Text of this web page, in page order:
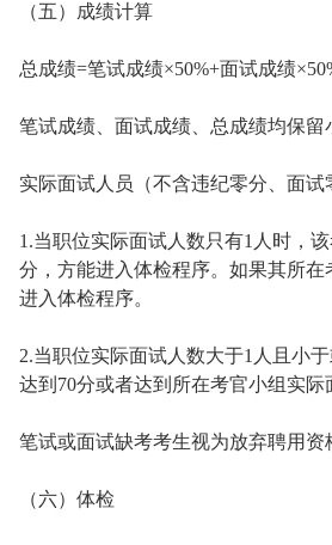
（五）成绩计算
总成绩=笔试成绩×50%+面试成绩
笔试成绩、面试成绩、总成绩均保
实际面试人员（不含违纪零分、面
1.当职位实际面试人数只有1人时，
分，方能进入体检程序。如果其所
进入体检程序。
2.当职位实际面试人数大于1人且小
达到70分或者达到所在考官小组实
笔试或面试缺考考生视为放弃聘用资
（六）体检